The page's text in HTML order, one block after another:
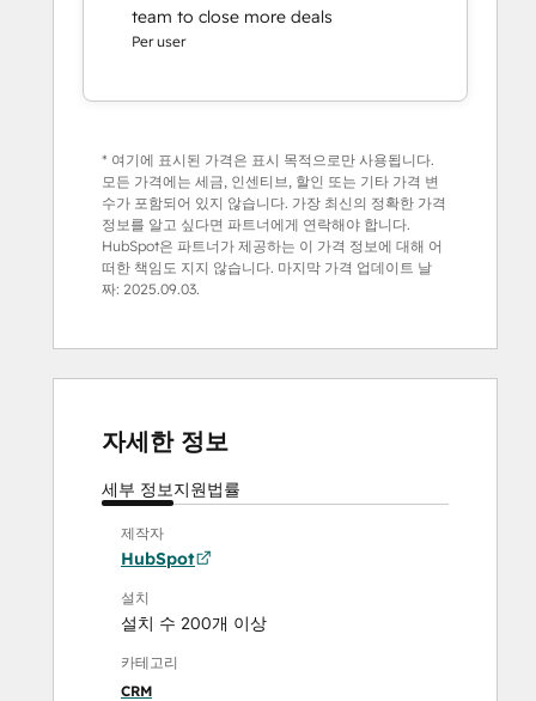
team to close more deals
Per user
* 여기에 표시된 가격은 표시 목적으로만 사용됩니다.
모든 가격에는 세금, 인센티브, 할인 또는 기타 가격 변
수가 포함되어 있지 않습니다. 가장 최신의 정확한 가격
정보를 알고 싶다면 파트너에게 연락해야 합니다.
HubSpot은 파트너가 제공하는 이 가격 정보에 대해 어
떠한 책임도 지지 않습니다. 마지막 가격 업데이트 날
짜: 2025.09.03.
자세한 정보
세부 정보지원법률
제작자
HubSpot
설치
설치 수 200개 이상
카테고리
CRM